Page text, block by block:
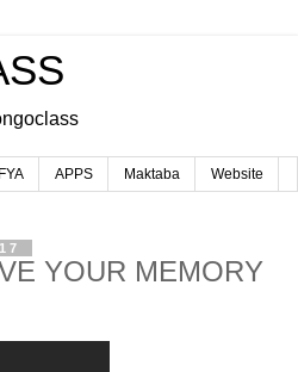
APPS Maktaba Website
YOUR MEMORY